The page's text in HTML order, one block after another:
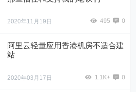
2020年11月19日 495 0
阿里云轻量应用香港机房不适合建
站
2020年03月17日 1.1K+ 0